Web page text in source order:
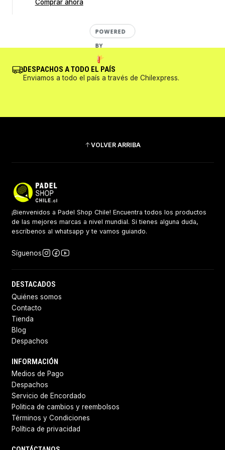
Comprar ahora
DESPACHOS A TODO EL PAÍS
Enviamos a todo el país a través de Chilexpress.
VOLVER ARRIBA
¡Bienvenidos a Padel Shop Chile! Encuentra todos los productos
de las mejores marcas a nivel mundial. Si tienes alguna duda,
escríbenos al whatsapp y te vamos guiando.
Síguenos
DESTACADOS
Quiénes somos
Contacto
Tienda
Blog
Despachos
INFORMACIÓN
Medios de Pago
Despachos
Servicio de Encordado
Politica de cambios y reembolsos
Términos y Condiciones
Política de privacidad
POWERED
BY